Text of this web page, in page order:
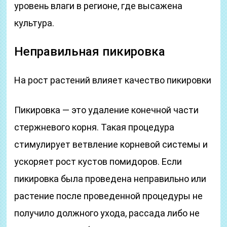
уровень влаги в регионе, где высажена
культура.
Неправильная пикировка
На рост растений влияет качество пикировки
Пикировка — это удаление конечной части
стержневого корня. Такая процедура
стимулирует ветвление корневой системы и
ускоряет рост кустов помидоров. Если
пикировка была проведена неправильно или
растение после проведенной процедуры не
получило должного ухода, рассада либо не